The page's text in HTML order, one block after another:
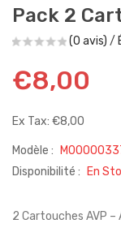
Pack 2
(0 avis) /
€8,00
Ex Tax: €8,00
Modèle :
Disponibilité :
En
2 Cartouches AVP –